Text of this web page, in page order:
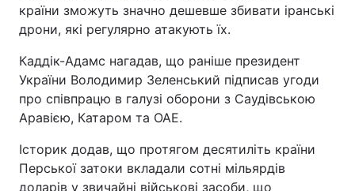
країни зможуть значно дешевше збивати іранські
дрони, які регулярно атакують їх.
Каддік-Адамс нагадав, що раніше президент
України Володимир Зеленський підписав угоди
про співпрацю в галузі оборони з Саудівською
Аравією, Катаром та ОАЕ.
Історик додав, що протягом десятиліть країни
Перської затоки вкладали сотні мільярдів
доларів у звичайні військові засоби, що